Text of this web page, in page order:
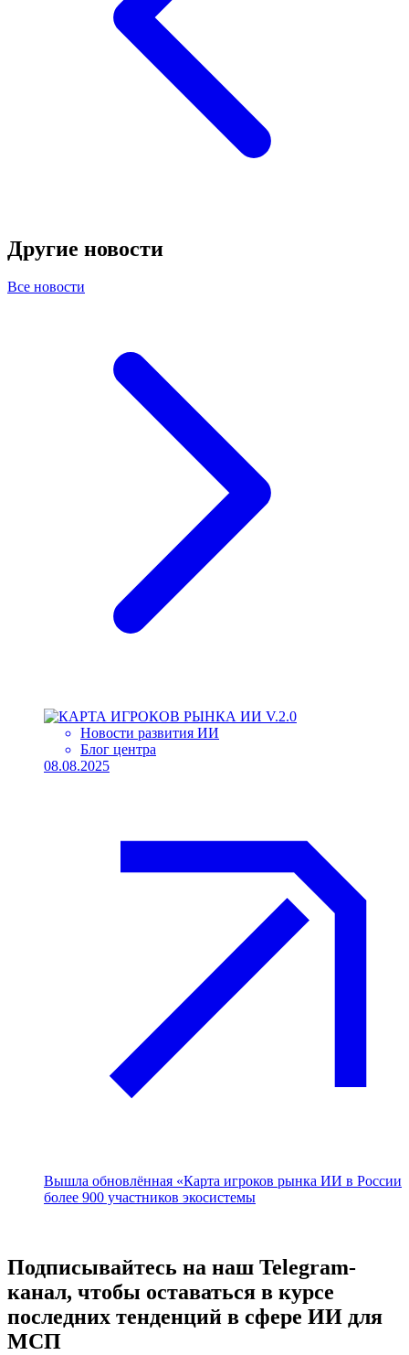
Другие новости
Все новости
Новости развития ИИ
Блог центра
08.08.2025
Вышла обновлённая «Карта игроков рынка ИИ в
более 900 участников экосистемы
Подписывайтесь на наш Telegram-
канал, чтобы оставаться в курсе
последних тенденций в сфере ИИ для
МСП